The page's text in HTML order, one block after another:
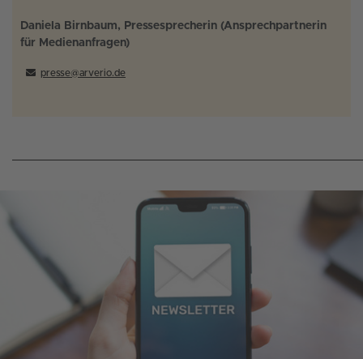
Daniela Birnbaum, Pressesprecherin (Ansprechpartnerin
für Medienanfragen)
presse@arverio.de